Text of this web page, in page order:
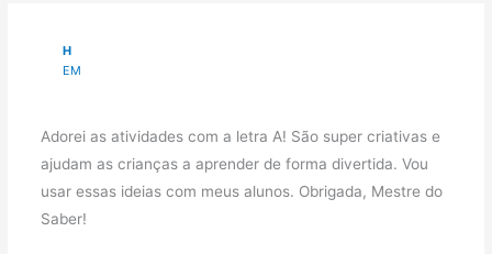
H
EM
Adorei as atividades com a letra A! São super criativas e
ajudam as crianças a aprender de forma divertida. Vou
usar essas ideias com meus alunos. Obrigada, Mestre do
Saber!